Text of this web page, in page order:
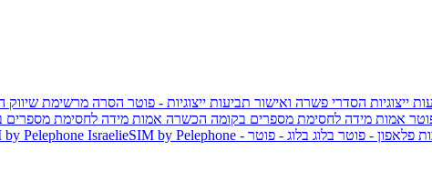
ייצוגיות הסדרי פשרה ואישור תביעות ייצוגיות - פוטר הסרה מרשימת שיווק
אמות מידה לחסימת מספרים בקומה הכשרה אמות מידה לחסימת
by Pelephone פלאפון - פוטר בלוג בלוג - פוטר